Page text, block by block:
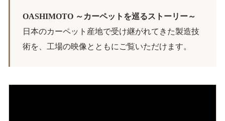
OASHIMOTO ～カーペットを巡るストーリー～
日本のカーペット産地で受け継がれてきた製造技
術を、工場の映像とともにご覧いただけます。